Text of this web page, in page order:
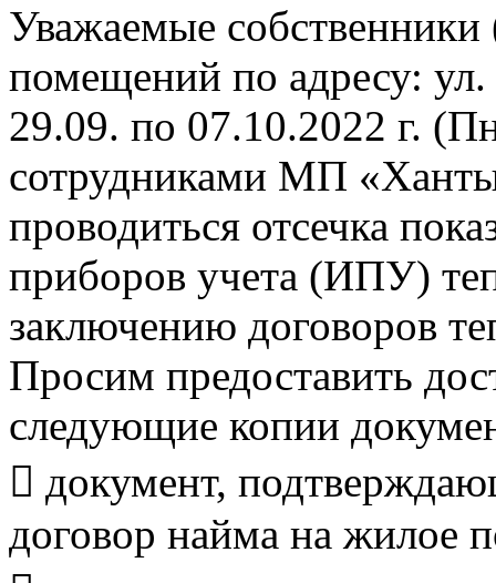
Уважаемые
помещений по адресу:
29.09. по 07.10.2022 г.
сотрудниками МП
проводиться отсечка
приборов учета (ИПУ)
заключению договоров
Просим предоставить
следующие копии
 документ,
договор найма на жилое